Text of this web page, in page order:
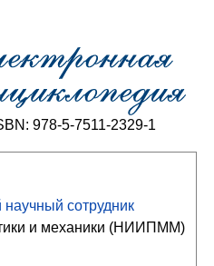
978-5-7511-2329-1
сотрудник
и механики (НИИПММ)